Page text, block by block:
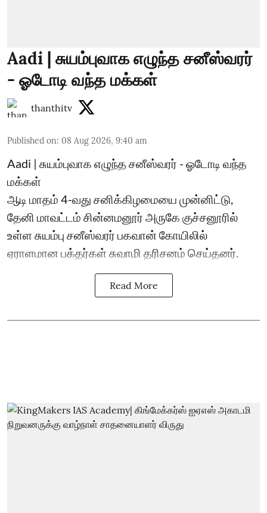
Aadi | சுயம்புவாக எழுந்த சனீஸ்வரர்
- ஓடோடி வந்த மக்கள்
thanthitv
Published on: 08 Aug 2026, 9:40 am
Aadi | சுயம்புவாக எழுந்த சனீஸ்வரர் - ஓடோடி வந்த
மக்கள்
ஆடி மாதம் 4-வது சனிக்கிழமையை முன்னிட்டு,
தேனி மாவட்டம் சின்னமனூர் அருகே குச்சனூரில்
உள்ள சுயம்பு சனீஸ்வரர் பகவான் கோயிலில்
ஏராளமான பக்தர்கள் சுவாமி தரிசனம் செய்தனர்.
Read More